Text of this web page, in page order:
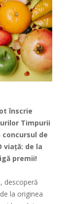
înscrie
Timpurii
concursul de
viață: de la
premii!
descoperă
la originea